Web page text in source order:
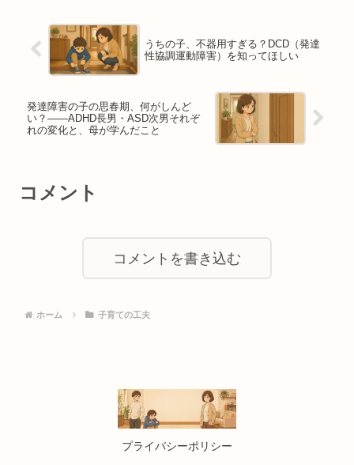
うちの子、不器用すぎる？DCD（発達
性協調運動障害）を知ってほしい
発達障害の子の思春期、何がしんど
い？——ADHD長男・ASD次男それぞ
れの変化と、母が学んだこと
コメント
コメントを書き込む
ホーム 子育ての工夫
プライバシーポリシー